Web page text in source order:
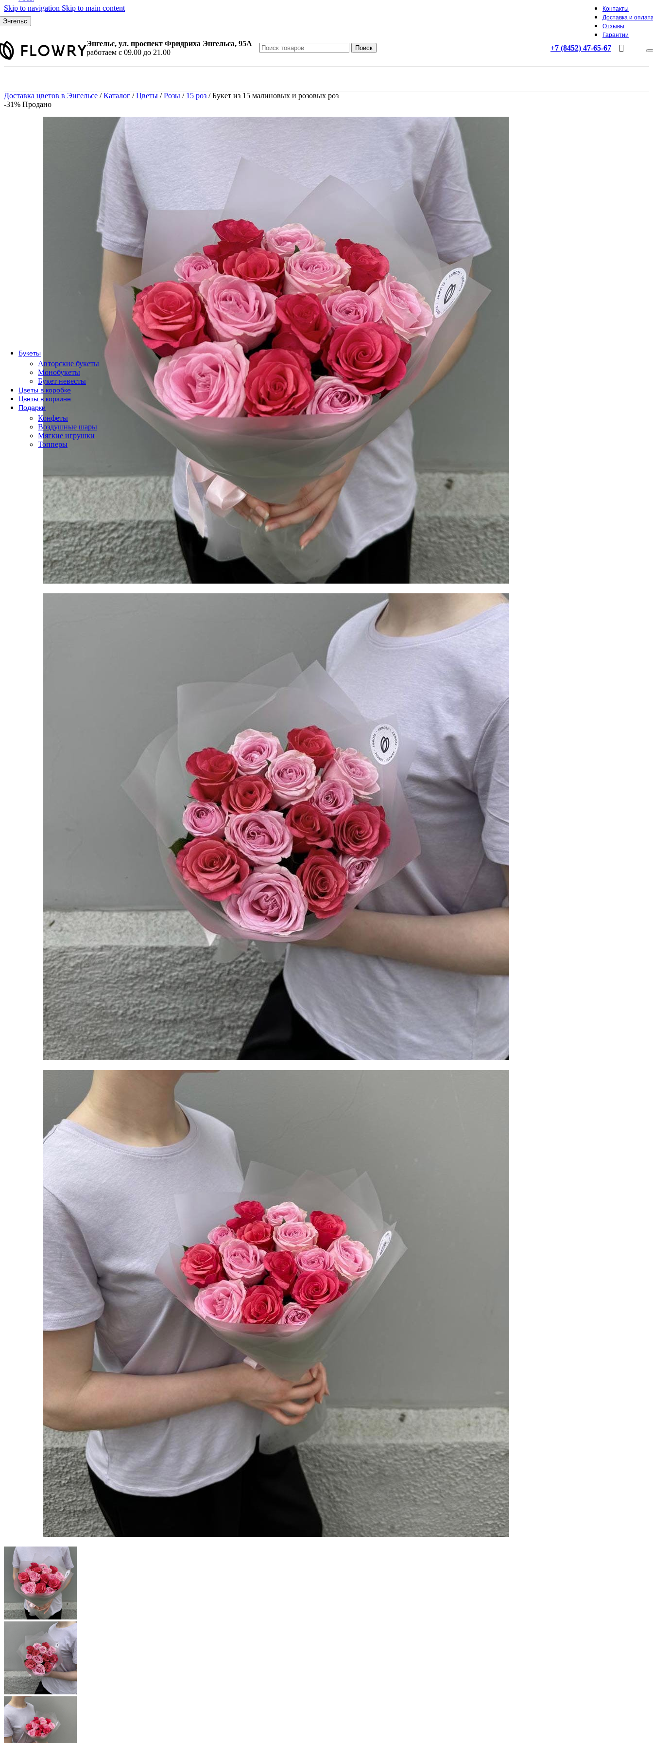
Skip to navigation Skip to main content
Энгельс
Контакты
Доставка и
Отзывы
Гарантии
Энгельс, ул. проспект Фридриха Энгельса, 95А
работаем с 09.00 до 21.00
Поиск +7 (8452) 47-65-67
По количеству
15 шт.
21 шт.
35 шт.
45 шт.
101 шт.
Розовые розы
Малиновые розы
Черные розы
Одноголовые розы
Пионовидные розы
Розы в коробке
Розы в корзине
Метровые розы
Букеты
Авторские букеты
Монобукеты
Букет невесты
Цветы в коробке
Цветы в корзине
Подарки
Конфеты
Воздушные шары
Мягкие игрушки
Топперы
Доставка цветов в Энгельсе / Каталог / Цветы / Розы / 15 роз /Букет из 15 малиновых и розовых роз
-31% Продано